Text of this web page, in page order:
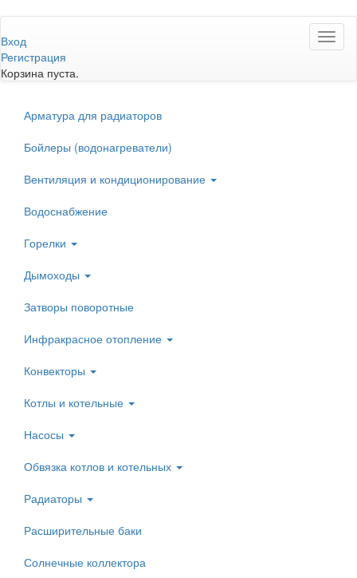
к
основному
содержанию
Вход
Регистрация
Корзина пуста.
Арматура для радиаторов
Бойлеры (водонагреватели)
Вентиляция и кондиционирование
Водоснабжение
Горелки
Дымоходы
Затворы поворотные
Инфракрасное отопление
Конвекторы
Котлы и котельные
Насосы
Обвязка котлов и котельных
Радиаторы
Расширительные баки
Солнечные коллектора